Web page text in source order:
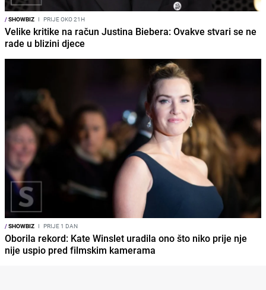
/SHOWBIZ I PRIJE OKO 21H
Velike kritike na račun Justina Biebera: Ovakve stvari se ne
rade u blizini djece
/SHOWBIZ I PRIJE 1 DAN
Oborila rekord: Kate Winslet uradila ono što niko prije nje
nije uspio pred filmskim kamerama